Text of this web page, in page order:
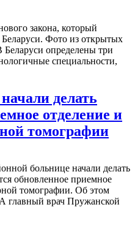
закона, который
Фото из открытых
определены три
специальности,
делать
отделение и
томографии
больнице начали делать
обновленное приемное
томографии. Об этом
главный врач Пружанской